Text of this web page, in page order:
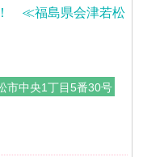
≪福島県会津若松
市中央1丁目5番30号